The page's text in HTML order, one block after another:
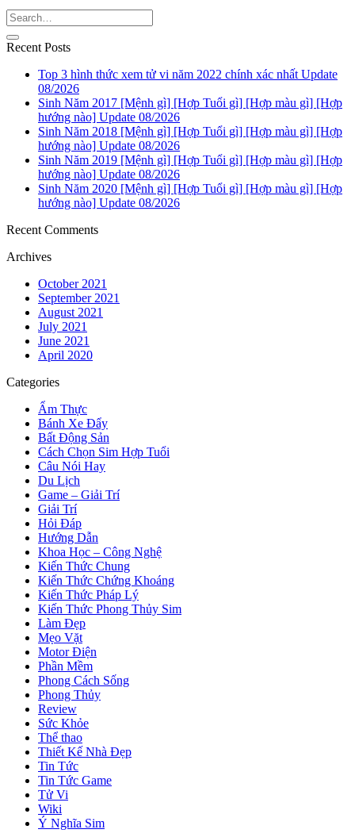
Recent Posts
Top 3 hình thức xem tử vi năm 2022 chính xác nhất Update
08/2026
Sinh Năm 2017 [Mệnh gì] [Hợp Tuổi gì] [Hợp màu gì] [Hợp
hướng nào] Update 08/2026
Sinh Năm 2018 [Mệnh gì] [Hợp Tuổi gì] [Hợp màu gì] [Hợp
hướng nào] Update 08/2026
Sinh Năm 2019 [Mệnh gì] [Hợp Tuổi gì] [Hợp màu gì] [Hợp
hướng nào] Update 08/2026
Sinh Năm 2020 [Mệnh gì] [Hợp Tuổi gì] [Hợp màu gì] [Hợp
hướng nào] Update 08/2026
Recent Comments
Archives
October 2021
September 2021
August 2021
July 2021
June 2021
April 2020
Categories
Ẩm Thực
Bánh Xe Đẩy
Bất Động Sản
Cách Chọn Sim Hợp Tuổi
Câu Nói Hay
Du Lịch
Game – Giải Trí
Giải Trí
Hỏi Đáp
Hướng Dẫn
Khoa Học – Công Nghệ
Kiến Thức Chung
Kiến Thức Chứng Khoáng
Kiến Thức Pháp Lý
Kiến Thức Phong Thủy Sim
Làm Đẹp
Mẹo Vặt
Motor Điện
Phần Mềm
Phong Cách Sống
Phong Thủy
Review
Sức Khỏe
Thể thao
Thiết Kế Nhà Đẹp
Tin Tức
Tin Tức Game
Tử Vi
Wiki
Ý Nghĩa Sim